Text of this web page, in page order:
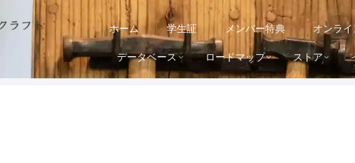
ホーム 学生証 メンバー特典 オンラ
データベース ロードマップ ストア